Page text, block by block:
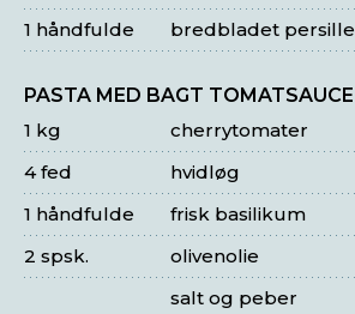
bredbladet persille
1 håndfulde
PASTA MED BAGT TOMATSAUCE
cherrytomater
1 kg
hvidløg
4 fed
frisk basilikum
1 håndfulde
olivenolie
2 spsk.
salt og peber